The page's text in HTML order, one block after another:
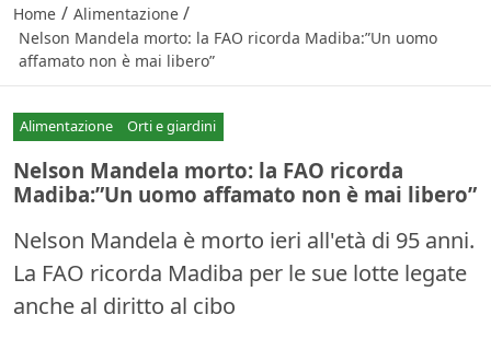
Home / Alimentazione /
Nelson Mandela morto: la FAO ricorda Madiba:”Un uomo
affamato non è mai libero”
Alimentazione Orti e giardini
Nelson Mandela morto: la FAO ricorda
Madiba:”Un uomo affamato non è mai libero”
Nelson Mandela è morto ieri all'età di 95 anni.
La FAO ricorda Madiba per le sue lotte legate
anche al diritto al cibo